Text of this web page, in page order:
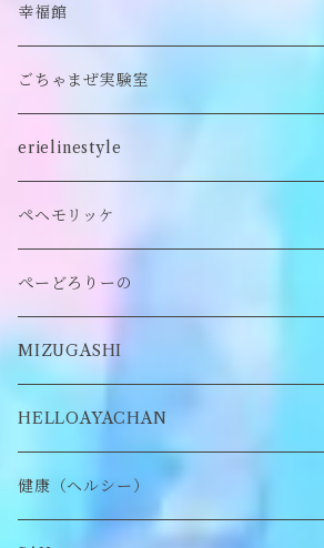
カードケース
ぬいぐるみ
クッション
セットアップ
ぬいぐるみキーホルダー
ぬいぐるみマフラー
ステッカー
ぬいぐるみヘアピン
缶バッヂ
ロンT
ステッカー・シール
チャーム
靴下
キーホルダー
ロンT
幸福館
トレーナー
ロンT
CAP
other
Tシャツ
ごちゃまぜ実験室
バッグ
アクセサリー
雑貨
erielinestyle
ピアス/イヤリング
ネックレス
マスクチェーン
ペヘモリッケ
帽子
キーホルダー
ブローチ
ぺーどろりーの
靴下
スタイ
MIZUGASHI
帽子
アクセサリー
HELLOAYACHAN
ピアス/イヤリング
健康（ヘルシー）